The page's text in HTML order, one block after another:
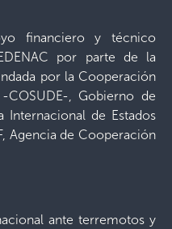
financiero y técnico
por parte de la
por la Cooperación
COSUDE-, Gobierno de
Internacional de Estados
Agencia de Cooperación
ante terremotos y